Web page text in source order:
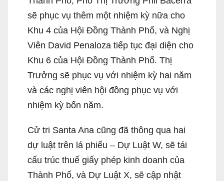
sẽ phục vụ thêm một nhiệm kỳ nữa cho
Khu 4 của Hội Đồng Thành Phố, và Nghị
Viên David Penaloza tiếp tục đại diện cho
Khu 6 của Hội Đồng Thành Phố. Thị
Trưởng sẽ phục vụ với nhiệm kỳ hai năm
và các nghị viên hội đồng phục vụ với
nhiệm kỳ bốn năm.
Cử tri Santa Ana cũng đã thông qua hai
dự luật trên lá phiếu – Dự Luật W, sẽ tái
cấu trúc thuế giấy phép kinh doanh của
Thành Phố, và Dự Luật X, sẽ cập nhật